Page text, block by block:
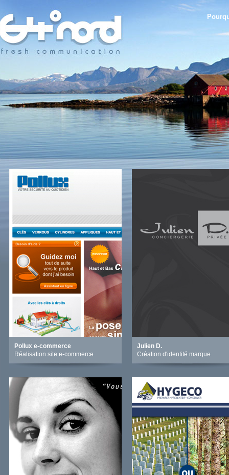
Pollux e-commerce
Réalisation site e-commerce
Julien D.
Création d'identité marque